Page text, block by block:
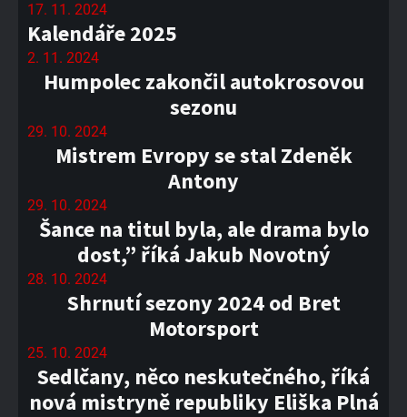
17. 11. 2024
Kalendáře 2025
2. 11. 2024
Humpolec zakončil autokrosovou
sezonu
29. 10. 2024
Mistrem Evropy se stal Zdeněk
Antony
29. 10. 2024
Šance na titul byla, ale drama bylo
dost,” říká Jakub Novotný
28. 10. 2024
Shrnutí sezony 2024 od Bret
Motorsport
25. 10. 2024
Sedlčany, něco neskutečného, říká
nová mistryně republiky Eliška Plná